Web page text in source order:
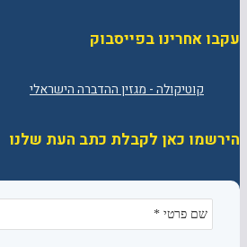
עקבו אחרינו בפייסבוק
הירשמו כאן לקבלת כתב העת שלנו